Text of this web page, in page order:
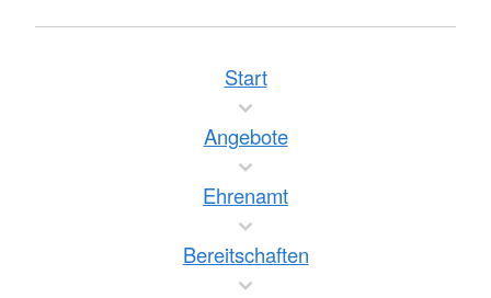
Start
Angebote
Ehrenamt
Bereitschaften